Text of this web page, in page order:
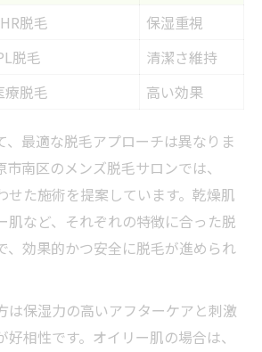
脱毛
保湿重視
脱毛
清潔さ維持
療脱毛 高い効果
、最適な脱毛アプローチは異なりま
南区のメンズ脱毛サロンでは、
せた施術を提案しています。乾燥肌
肌など、それぞれの特徴に合った脱
、効果的かつ安全に脱毛が進められ
は保湿力の高いアフターケアと刺激
好相性です。オイリー肌の場合は、